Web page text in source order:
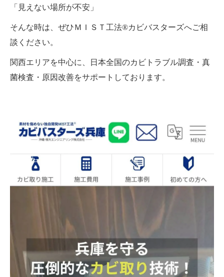
「見えない場所が不安」
そんな時は、ぜひＭＩＳＴ工法®カビバスターズへご相
談ください。
関西エリアを中心に、日本全国のカビトラブル調査・真
菌検査・原因改善をサポートしております。